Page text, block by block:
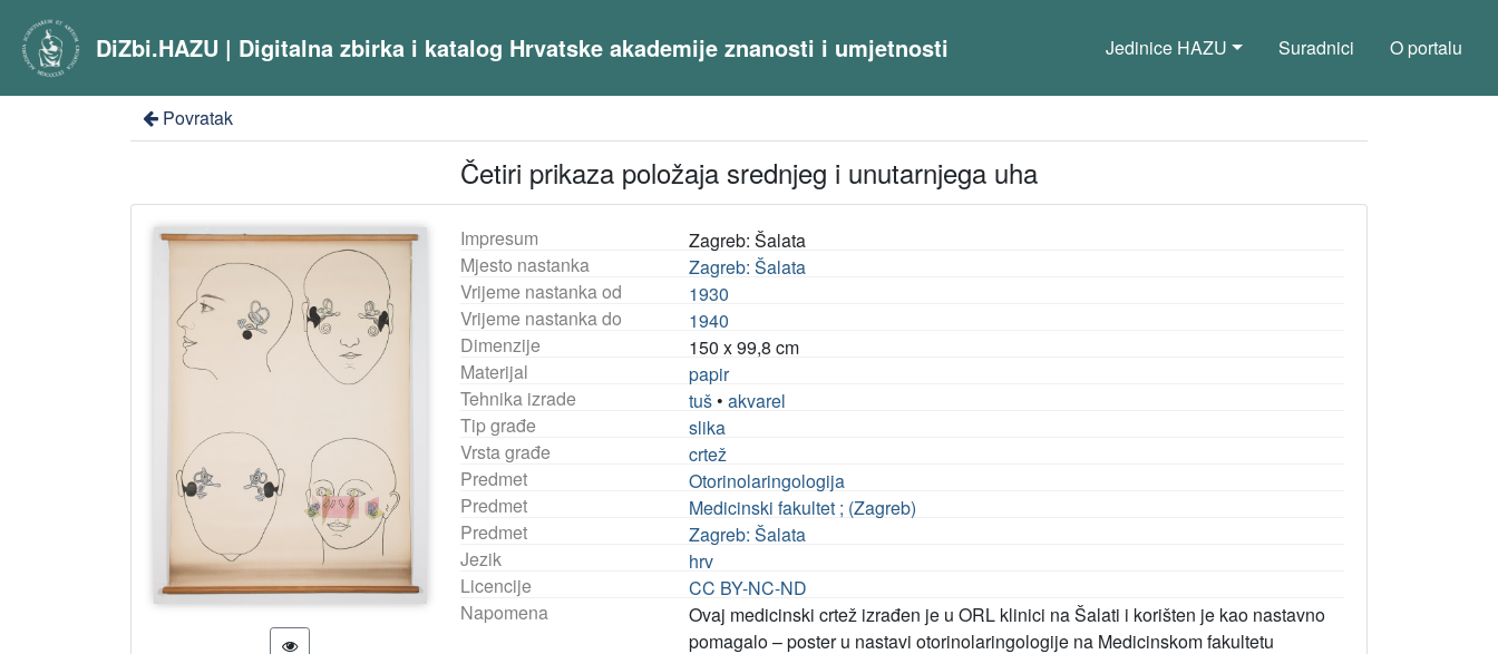
DiZbi.HAZU | Digitalna zbirka i katalog Hrvatske akademije znanosti i umjetnosti Jedinice HAZU Suradnici O portalu
Povratak
Četiri prikaza položaja srednjeg i unutarnjega uha
Impresum
Zagreb: Šalata
Mjesto nastanka
Zagreb: Šalata
Vrijeme nastanka od
1930
Vrijeme nastanka do
1940
Dimenzije
150 x 99,8 cm
Materijal
papir
Tehnika izrade
tuš •akvarel
Tip građe
slika
Vrsta građe
crtež
Predmet
Otorinolaringologija
Predmet
Medicinski fakultet ; (Zagreb)
Predmet
Zagreb: Šalata
Jezik
hrv
Licencije
CC BY-NC-ND
Napomena
Ovaj medicinski crtež izrađen je u ORL klinici na Šalati i korišten je kao nastavno
pomagalo – poster u nastavi otorinolaringologije na Medicinskom fakultetu